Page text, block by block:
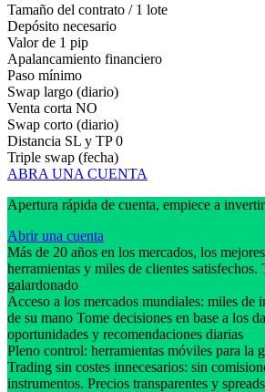
Tamaño del contrato / 1 lote
Depósito necesario
Valor de 1 pip
Apalancamiento financiero
Paso mínimo
Swap largo (diario)
Venta corta NO
Swap corto (diario)
Distancia SL y TP 0
Triple swap (fecha)
ABRA UNA CUENTA
Apertura rápida de cuenta, empiece a
Abrir una cuenta
Más de 20 años en los mercados, los
herramientas y miles de clientes
galardonado
Acceso a los mercados mundiales: miles de
de su mano Tome decisiones en base a los
oportunidades y recomendaciones diarias
Pleno control: herramientas móviles para la
Trading sin costes innecesarios: sin
instrumentos. Precios transparentes y